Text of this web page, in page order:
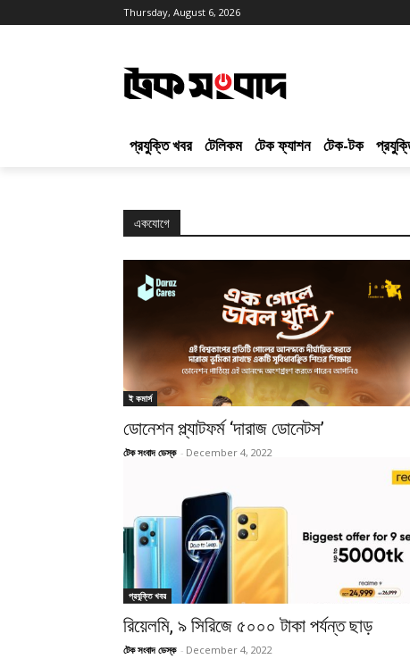
Thursday, August 6, 2026
প্রযুক্তি খবর টেলিকম টেক ফ্যাশন টেক-টক
একযোগে
ই কমার্স
ডোনেশন প্ল্যাটফর্ম ‘দারাজ ডোনেটস’
টেক সংবাদ ডেস্ক - December 4, 2022
প্রযুক্তি খবর
রিয়েলমি, ৯ সিরিজে ৫০০০ টাকা পর্যন্ত ছাড়
টেক সংবাদ ডেস্ক - December 4, 2022